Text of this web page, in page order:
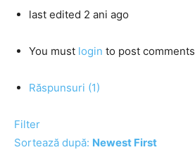
last edited 2 ani ago
You must login to post comments
Răspunsuri (1)
Filter
Sortează după: Newest First